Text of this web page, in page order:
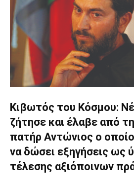
Κιβωτός του Κόσμου:
ζήτησε και έλαβε από
πατήρ Αντώνιος ο
να δώσει εξηγήσεις ως
τέλεσης αξιόποινων